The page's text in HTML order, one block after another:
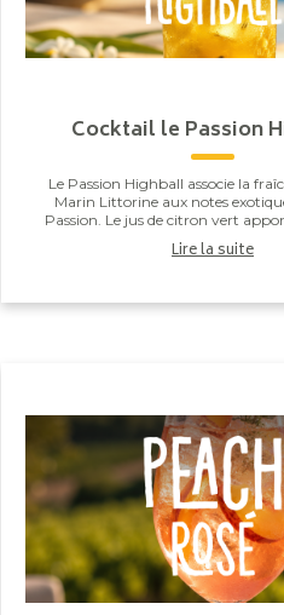
Cocktail le Passion
Le Passion Highball associe la
Marin Littorine aux notes
Passion. Le jus de citron vert
Lire la suite